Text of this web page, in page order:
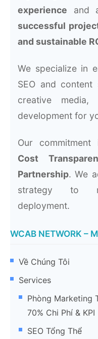
experience and
successful
and sustainable
We specialize in
SEO and
creative media,
development for
Our
Cost
Partnership. We
strategy to
deployment.
WCAB NETWORK –
Về Chúng Tôi
Services
Phòng Marketing
70% Chi Phí & KPI
SEO Tổng Thể